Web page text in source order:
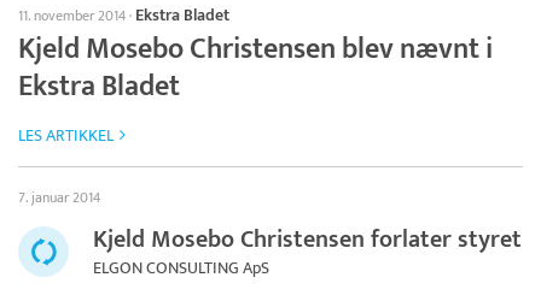
11. november 2014· Ekstra Bladet
Kjeld Mosebo Christensen blev nævnt i
Ekstra Bladet
LES ARTIKKEL
7. januar 2014
Kjeld Mosebo Christensen forlater styret
ELGON CONSULTING ApS